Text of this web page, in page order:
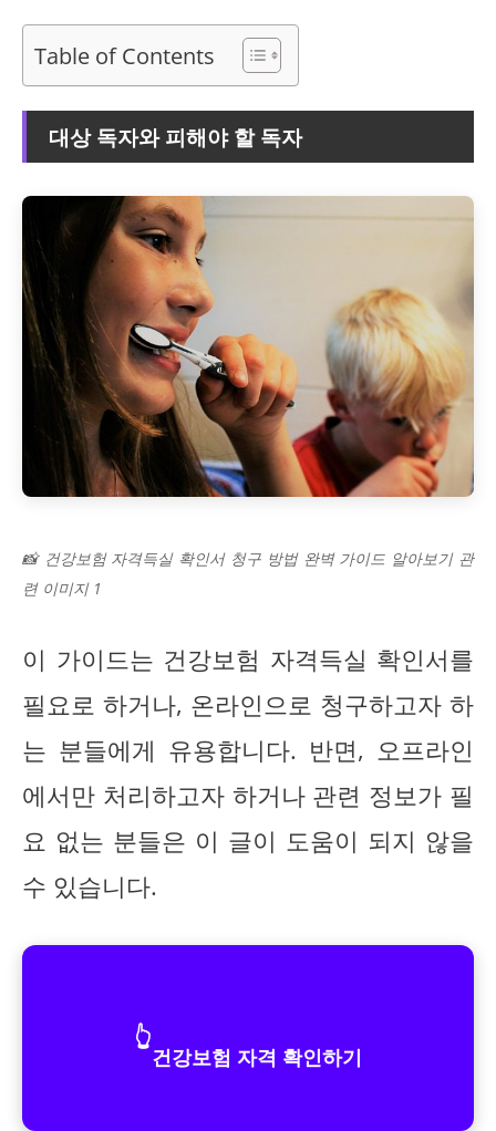
Table of Contents
대상 독자와 피해야 할 독자
📸 건강보험 자격득실 확인서 청구 방법 완벽 가이드 알아보기 관
련 이미지 1
이 가이드는 건강보험 자격득실 확인서를
필요로 하거나, 온라인으로 청구하고자 하
는 분들에게 유용합니다. 반면, 오프라인
에서만 처리하고자 하거나 관련 정보가 필
요 없는 분들은 이 글이 도움이 되지 않을
수 있습니다.
👆
건강보험 자격 확인하기